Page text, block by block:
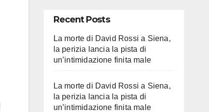
Recent Posts
La morte di David Rossi a Siena,
la perizia lancia la pista di
un’intimidazione finita male
La morte di David Rossi a Siena,
la perizia lancia la pista di
un’intimidazione finita male